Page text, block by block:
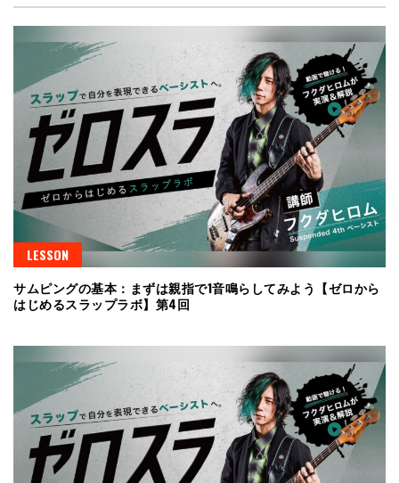
LESSON
サムピングの基本：まずは親指で1音鳴らしてみよう【ゼロから
はじめるスラップラボ】第4回